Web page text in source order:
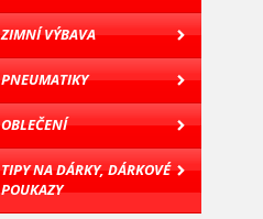
ZIMNÍ VÝBAVA
PNEUMATIKY
OBLEČENÍ
TIPY NA DÁRKY, DÁRKOVÉ
POUKAZY